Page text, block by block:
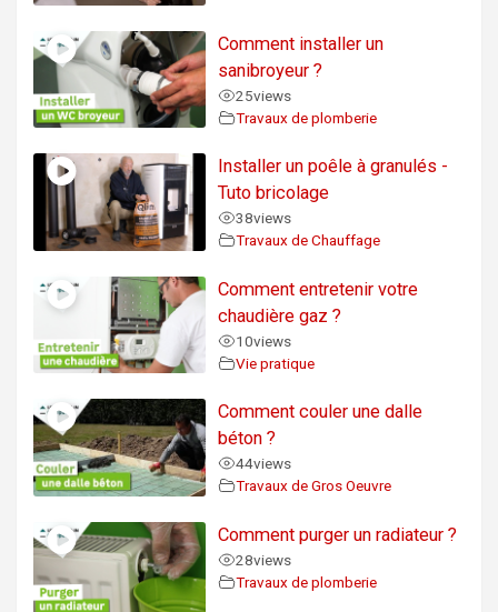
Comment installer un
sanibroyeur ?
25views
Travaux de plomberie
Installer un poêle à granulés -
Tuto bricolage
38views
Travaux de Chauffage
Comment entretenir votre
chaudière gaz ?
10views
Vie pratique
Comment couler une dalle
béton ?
44views
Travaux de Gros Oeuvre
Comment purger un radiateur ?
28views
Travaux de plomberie